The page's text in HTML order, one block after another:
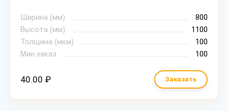
Ширина (мм)
800
Высота (мм)
1100
Толщина (мкм)
100
Мин.заказ
100
40.00 ₽ Заказать